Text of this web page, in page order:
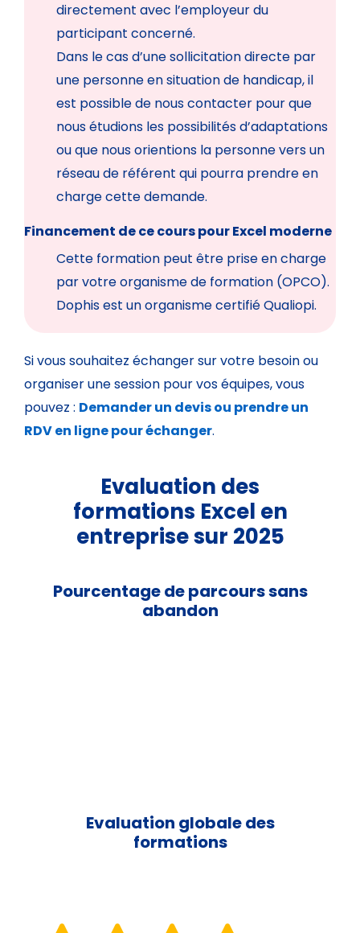
directement avec l’employeur du
participant concerné.
Dans le cas d’une sollicitation directe par
une personne en situation de handicap, il
est possible de nous contacter pour que
nous étudions les possibilités d’adaptations
ou que nous orientions la personne vers un
réseau de référent qui pourra prendre en
charge cette demande.
Financement de ce cours pour Excel moderne
Cette formation peut être prise en charge
par votre organisme de formation (OPCO).
Dophis est un organisme certifié Qualiopi.
Si vous souhaitez échanger sur votre besoin ou
organiser une session pour vos équipes, vous
pouvez : Demander un devis ou prendre un
RDV en ligne pour échanger.
Evaluation des
formations Excel en
entreprise sur 2025
Pourcentage de parcours sans
abandon
Evaluation globale des
formations